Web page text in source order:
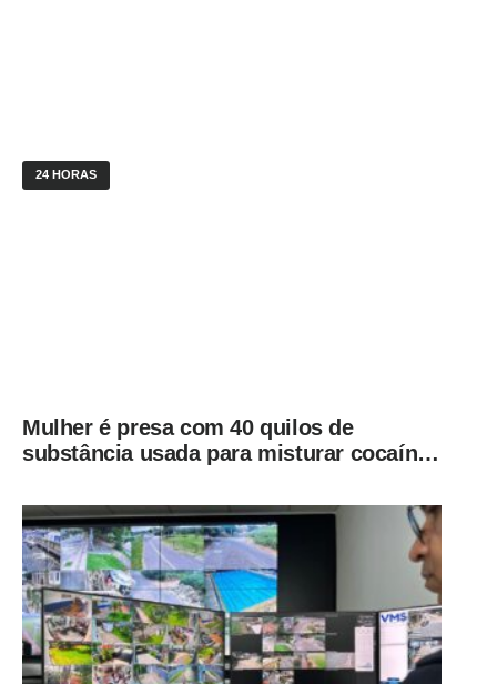
24 HORAS
Mulher é presa com 40 quilos de
substância usada para misturar cocaína